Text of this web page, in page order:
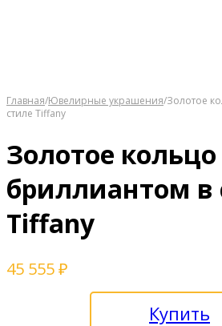
Главная/Ювелирные украшения/Золотое
стиле Tiffany
Золотое кольцо
бриллиантом в
Tiffany
45 555₽
Купить